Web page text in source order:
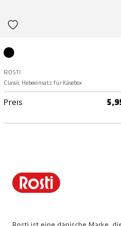
ROSTI
Classic Hebeeinsatz für Käsebox
Preis